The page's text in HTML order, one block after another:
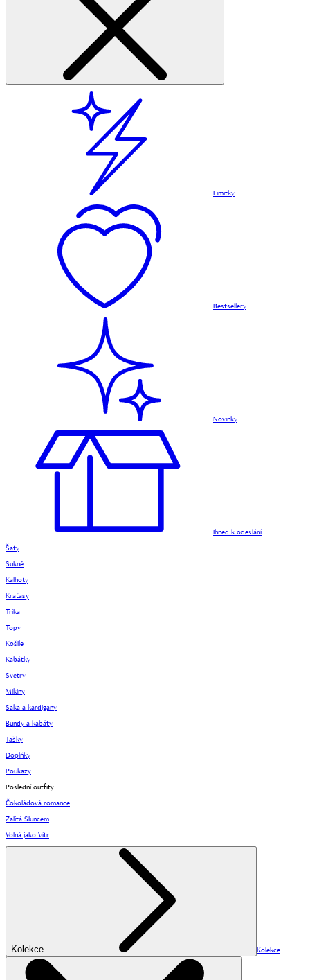
Limitky
Bestsellery
Novinky
Ihned k odeslání
Šaty
Sukně
Kalhoty
Kraťasy
Trika
Topy
Košile
Kabátky
Svetry
Mikiny
Saka a kardigany
Bundy a kabáty
Tašky
Doplňky
Poukazy
Poslední outfity
Čokoládová romance
Zalitá Sluncem
Volná jako Vítr
Kolekce Kolekce